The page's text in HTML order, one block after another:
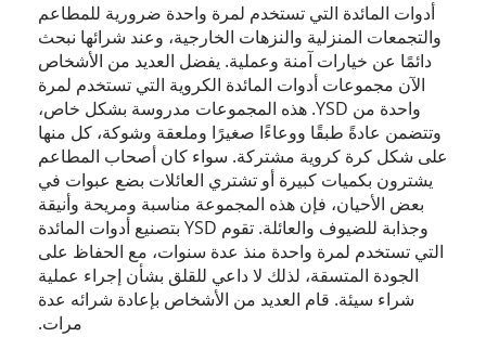
أدوات المائدة التي تستخدم لمرة واحدة ضرورية للمطاعم
والتجمعات المنزلية والنزهات الخارجية، وعند شرائها نبحث
دائمًا عن خيارات آمنة وعملية. يفضل العديد من الأشخاص
الآن مجموعات أدوات المائدة الكروية التي تستخدم لمرة
واحدة من YSD. هذه المجموعات مدروسة بشكل خاص،
وتتضمن عادةً طبقًا ووعاءًا صغيرًا وملعقة وشوكة، كل منها
على شكل كرة كروية مشتركة. سواء كان أصحاب المطاعم
يشترون بكميات كبيرة أو تشتري العائلات بضع عبوات في
بعض الأحيان، فإن هذه المجموعة مناسبة ومريحة وأنيقة
وجذابة للضيوف والعائلة. تقوم YSD بتصنيع أدوات المائدة
التي تستخدم لمرة واحدة منذ عدة سنوات، مع الحفاظ على
الجودة المتسقة، لذلك لا داعي للقلق بشأن إجراء عملية
شراء سيئة. قام العديد من الأشخاص بإعادة شرائه عدة
مرات.